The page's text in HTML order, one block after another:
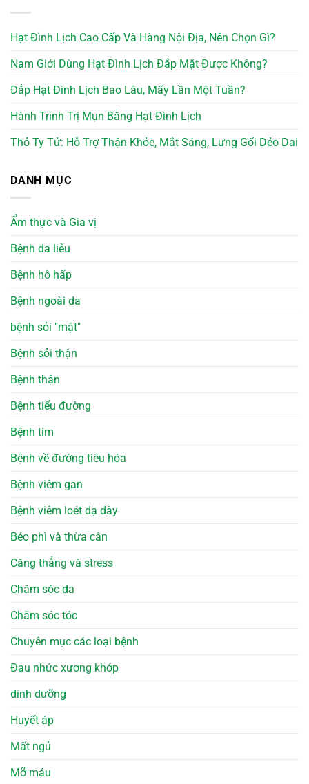
Hạt Đình Lịch Cao Cấp Và Hàng Nội Địa, Nên Chọn Gì?
Nam Giới Dùng Hạt Đình Lịch Đắp Mặt Được Không?
Đắp Hạt Đình Lịch Bao Lâu, Mấy Lần Một Tuần?
Hành Trình Trị Mụn Bằng Hạt Đình Lịch
Thỏ Ty Tử: Hỗ Trợ Thận Khỏe, Mắt Sáng, Lưng Gối Dẻo Dai
DANH MỤC
Ẩm thực và Gia vị
Bệnh da liễu
Bệnh hô hấp
Bệnh ngoài da
bệnh sỏi "mật"
Bệnh sỏi thận
Bệnh thận
Bệnh tiểu đường
Bệnh tim
Bệnh về đường tiêu hóa
Bệnh viêm gan
Bệnh viêm loét dạ dày
Béo phì và thừa cân
Căng thẳng và stress
Chăm sóc da
Chăm sóc tóc
Chuyên mục các loại bệnh
Đau nhức xương khớp
dinh dưỡng
Huyết áp
Mất ngủ
Mỡ máu